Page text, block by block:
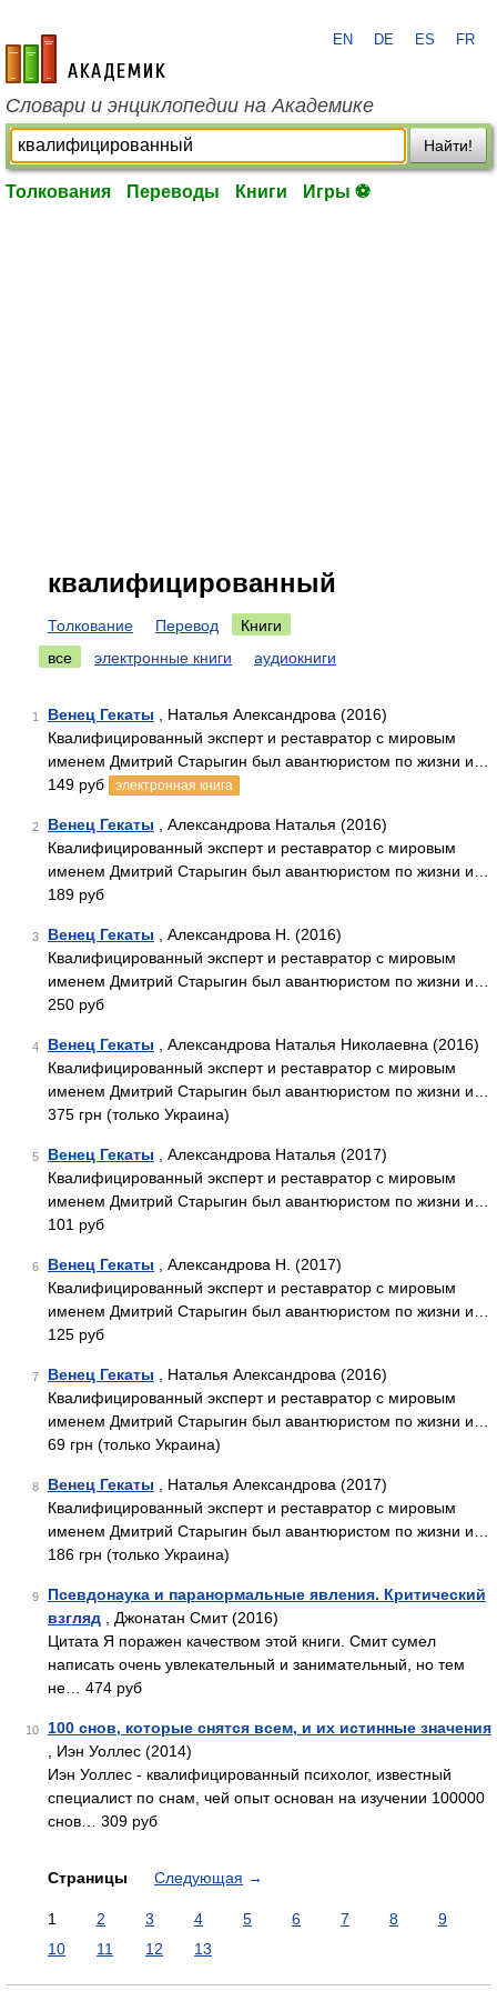
academic.ru
EN DE ES FR
Словари и энциклопедии на Академике
Найти!
Толкования Переводы Книги Игры ⚽
квалифицированный
Толкование Перевод
Книги
все
электронные книги аудиокниги
1 Венец Гекаты , Наталья Александрова (2016)
Квалифицированный эксперт и реставратор с мировым
именем Дмитрий Старыгин был авантюристом по жизни и…
149 руб
электронная книга
2 Венец Гекаты , Александрова Наталья (2016)
Квалифицированный эксперт и реставратор с мировым
именем Дмитрий Старыгин был авантюристом по жизни и…
189 руб
3 Венец Гекаты , Александрова Н. (2016)
Квалифицированный эксперт и реставратор с мировым
именем Дмитрий Старыгин был авантюристом по жизни и…
250 руб
4 Венец Гекаты , Александрова Наталья Николаевна (2016)
Квалифицированный эксперт и реставратор с мировым
именем Дмитрий Старыгин был авантюристом по жизни и…
375 грн (только Украина)
5 Венец Гекаты , Александрова Наталья (2017)
Квалифицированный эксперт и реставратор с мировым
именем Дмитрий Старыгин был авантюристом по жизни и…
101 руб
6 Венец Гекаты , Александрова Н. (2017)
Квалифицированный эксперт и реставратор с мировым
именем Дмитрий Старыгин был авантюристом по жизни и…
125 руб
7 Венец Гекаты , Наталья Александрова (2016)
Квалифицированный эксперт и реставратор с мировым
именем Дмитрий Старыгин был авантюристом по жизни и…
69 грн (только Украина)
8 Венец Гекаты , Наталья Александрова (2017)
Квалифицированный эксперт и реставратор с мировым
именем Дмитрий Старыгин был авантюристом по жизни и…
186 грн (только Украина)
9
Псевдонаука и паранормальные явления. Критический
взгляд , Джонатан Смит (2016)
Цитата Я поражен качеством этой книги. Смит сумел
написать очень увлекательный и занимательный, но тем
не… 474 руб
10
100 снов, которые снятся всем, и их истинные значения
, Иэн Уоллес (2014)
Иэн Уоллес - квалифицированный психолог, известный
специалист по снам, чей опыт основан на изучении 100000
снов… 309 руб
Страницы Следующая →
1 2 3 4 5 6 7 8
9
10
11 12 13